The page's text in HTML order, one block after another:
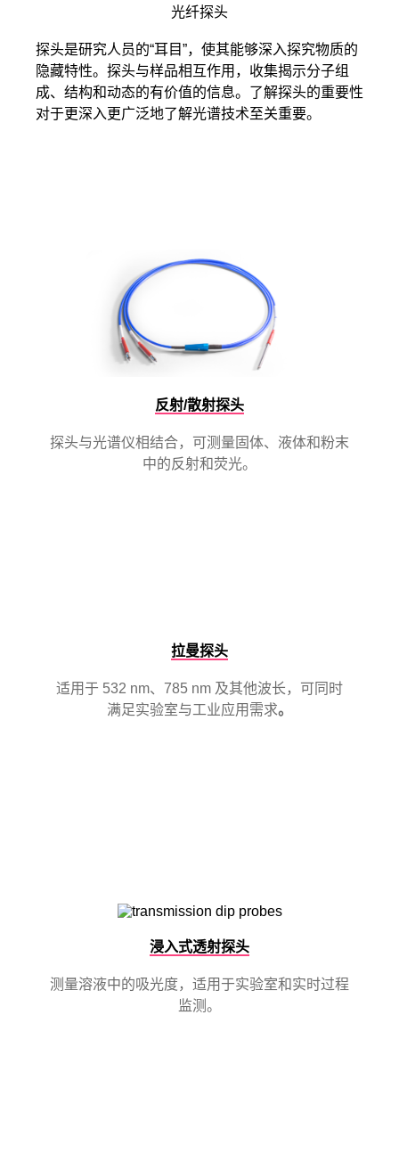
光纤探头
探头是研究人员的“耳目”，使其能够深入探究物质的
隐藏特性。探头与样品相互作用，收集揭示分子组
成、结构和动态的有价值的信息。了解探头的重要性
对于更深入更广泛地了解光谱技术至关重要。
反射/散射探头
探头与光谱仪相结合，可测量固体、液体和粉末
中的反射和荧光。
拉曼探头
适用于 532 nm、785 nm 及其他波长，可同时
满足实验室与工业应用需求。
浸入式透射探头
测量溶液中的吸光度，适用于实验室和实时过程
监测。